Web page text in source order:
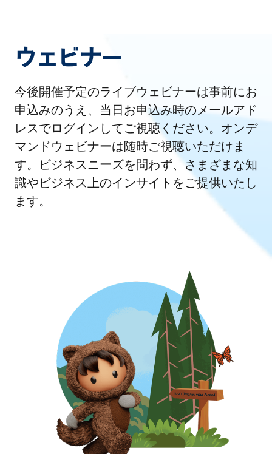
ウェビナー
今後開催予定のライブウェビナーは事前にお
申込みのうえ、当日お申込み時のメールアド
レスでログインしてご視聴ください。オンデ
マンドウェビナーは随時ご視聴いただけま
す。ビジネスニーズを問わず、さまざまな知
識やビジネス上のインサイトをご提供いたし
ます。